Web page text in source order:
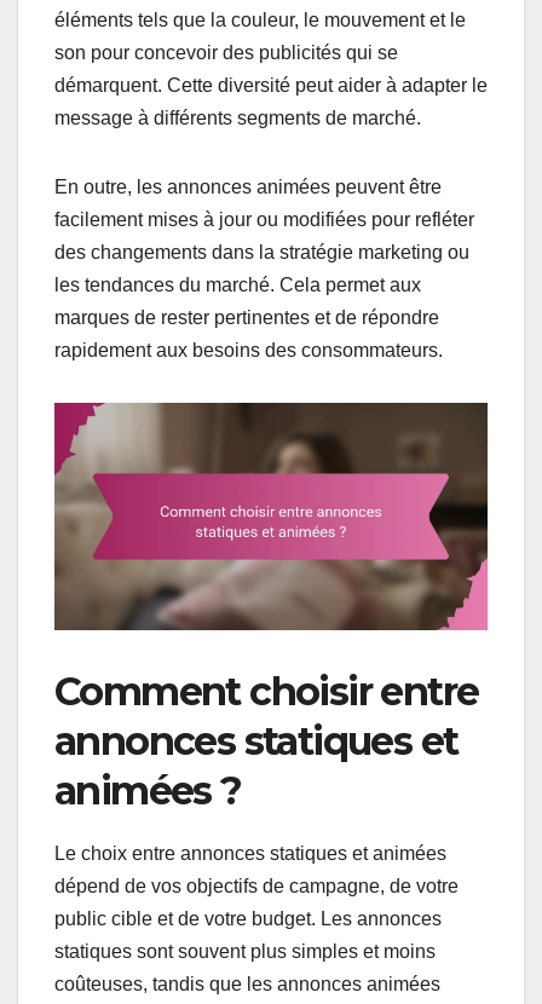
éléments tels que la couleur, le mouvement et le
son pour concevoir des publicités qui se
démarquent. Cette diversité peut aider à adapter le
message à différents segments de marché.
En outre, les annonces animées peuvent être
facilement mises à jour ou modifiées pour refléter
des changements dans la stratégie marketing ou
les tendances du marché. Cela permet aux
marques de rester pertinentes et de répondre
rapidement aux besoins des consommateurs.
Comment choisir entre
annonces statiques et
animées ?
Le choix entre annonces statiques et animées
dépend de vos objectifs de campagne, de votre
public cible et de votre budget. Les annonces
statiques sont souvent plus simples et moins
coûteuses, tandis que les annonces animées